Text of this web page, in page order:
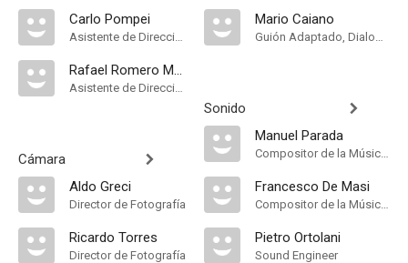
Carlo Pompei
Asistente de Dirección
Rafael Romero Marchent
Asistente de Dirección
Cámara
Aldo Greci
Director de Fotografía
Ricardo Torres
Director de Fotografía
Mario Caiano
Guión Adaptado, Dialogue
Sonido
Manuel Parada
Compositor de la Música Original
Francesco De Masi
Compositor de la Música Original
Pietro Ortolani
Sound Engineer